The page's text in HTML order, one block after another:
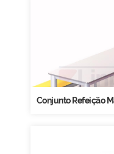
Conjunto Refeição